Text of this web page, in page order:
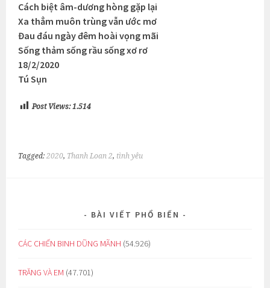
Cách biệt âm-dương hòng gặp lại
Xa thẳm muôn trùng vẫn ước mơ
Đau đáu ngày đêm hoài vọng mãi
Sống thảm sống rầu sống xơ rơ
18/2/2020
Tú Sụn
Post Views: 1.514
Tagged:2020, Thanh Loan 2, tình yêu
BÀI VIẾT PHỔ BIẾN
CÁC CHIẾN BINH DŨNG MÃNH (54.926)
TRĂNG VÀ EM (47.701)